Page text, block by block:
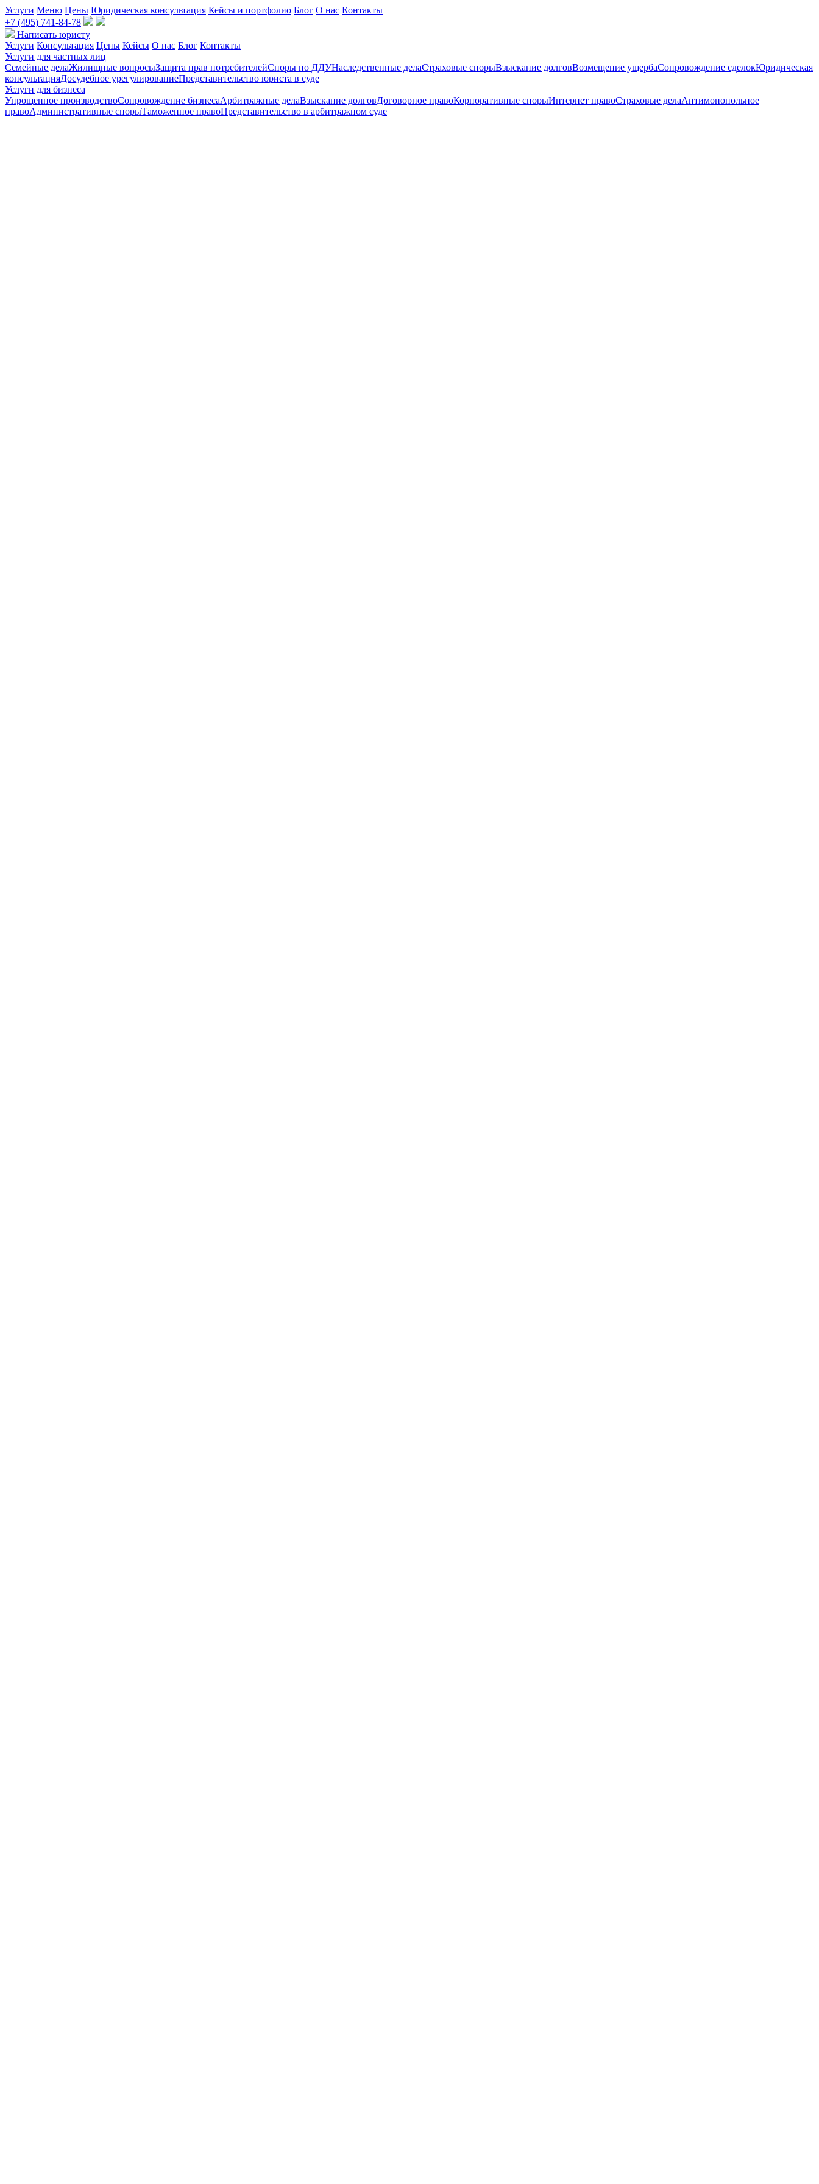
Услуги Меню Цены Юридическая консультация Кейсы и портфолио Блог О нас Контакты
+7 (495) 741-84-78
Написать юристу
Услуги Консультация Цены Кейсы О нас Блог Контакты
Услуги для частных лиц
Семейные делаЖилищные вопросыЗащита прав потребителейСпоры по ДДУНаследственные делаСтраховые спорыВзыскание долговВозмещение ущербаСопровождение сделокЮридическая
консультацияДосудебное урегулированиеПредставительство юриста в суде
Услуги для бизнеса
Упрощенное производствоСопровождение бизнесаАрбитражные делаВзыскание долговДоговорное правоКорпоративные спорыИнтернет правоСтраховые делаАнтимонопольное
правоАдминистративные спорыТаможенное правоПредставительство в арбитражном суде